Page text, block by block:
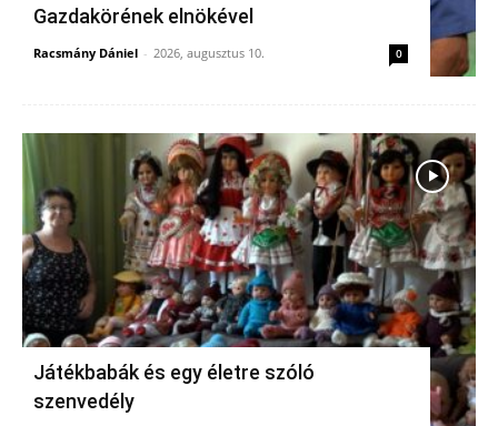
Gazdakörének elnökével
Racsmány Dániel - 2026, augusztus 10. 0
Játékbabák és egy életre szóló
szenvedély